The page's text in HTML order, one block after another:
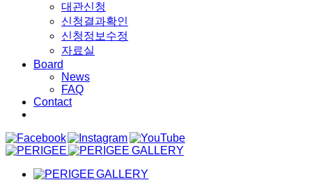
대관신청
신청결과확인
신청정보수정
자료실
Board
News
FAQ
Contact